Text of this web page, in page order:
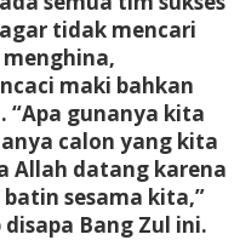
tidak mencari
maki bahkan
“Apa gunanya kita
calon yang kita
Allah datang karena
sesama kita,”
Bang Zul ini.